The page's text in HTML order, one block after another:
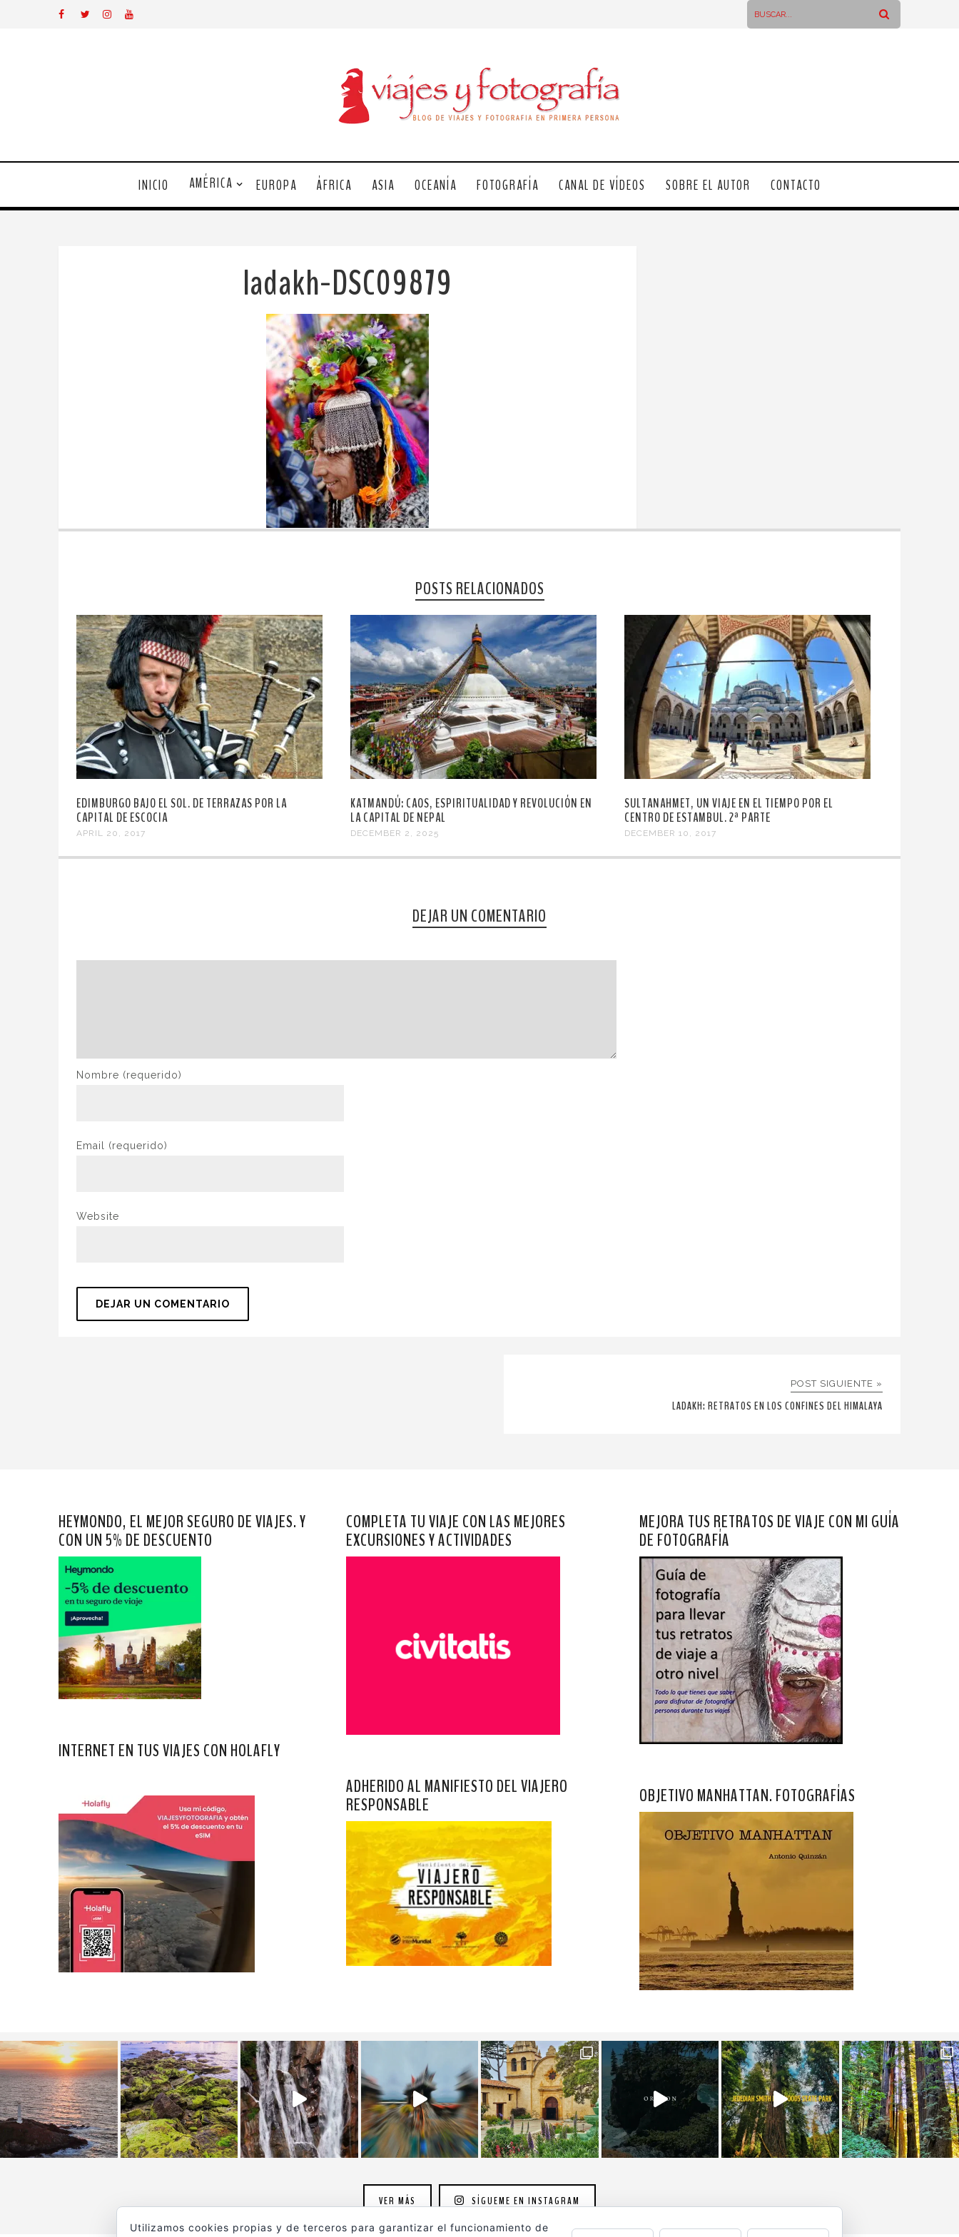
INICIO AMÉRICA EUROPA ÁFRICA ASIA OCEANÍA FOTOGRAFÍA CANAL DE VÍDEOS SOBRE EL AUTOR CONTACTO
ladakh-DSC09879
POSTS RELACIONADOS
EDIMBURGO BAJO EL SOL. DE TERRAZAS POR LA
CAPITAL DE ESCOCIA
APRIL 20, 2017
KATMANDÚ: CAOS, ESPIRITUALIDAD Y REVOLUCIÓN EN
LA CAPITAL DE NEPAL
DECEMBER 2, 2025
SULTANAHMET, UN VIAJE EN EL TIEMPO POR EL
CENTRO DE ESTAMBUL. 2ª PARTE
DECEMBER 10, 2017
DEJAR UN COMENTARIO
Nombre (requerido)
Email (requerido)
Website
POST SIGUIENTE »
LADAKH: RETRATOS EN LOS CONFINES DEL HIMALAYA
HEYMONDO, EL MEJOR SEGURO DE VIAJES. Y
CON UN 5% DE DESCUENTO
INTERNET EN TUS VIAJES CON HOLAFLY
COMPLETA TU VIAJE CON LAS MEJORES
EXCURSIONES Y ACTIVIDADES
ADHERIDO AL MANIFIESTO DEL VIAJERO
RESPONSABLE
MEJORA TUS RETRATOS DE VIAJE CON MI GUÍA
DE FOTOGRAFÍA
OBJETIVO MANHATTAN. FOTOGRAFÍAS
VER MÁS SÍGUEME EN INSTAGRAM
Utilizamos cookies propias y de terceros para garantizar el funcionamiento de